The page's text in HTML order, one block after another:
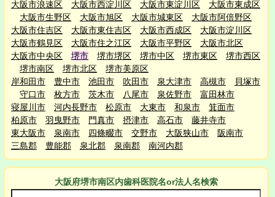
大阪市浪速区
大阪市西淀川区 大阪市東淀川区
大阪市東成区
大阪市生野区
大阪市旭区 大阪市城東区
大阪市阿倍野区
大阪市住吉区
大阪市東住吉区 大阪市西成区
大阪市淀川区
大阪市鶴見区
大阪市住之江区 大阪市平野区
大阪市北区
大阪市中央区
堺市 堺市堺区 堺市中区 堺市東区
堺市西区
堺市南区
堺市北区
堺市美原区
岸和田市
豊中市 池田市 吹田市 泉大津市 高槻市
貝塚市
守口市
枚方市 茨木市 八尾市 泉佐野市
富田林市
寝屋川市
河内長野市 松原市 大東市 和泉市
箕面市
柏原市
羽曳野市 門真市 摂津市 高石市
藤井寺市
東大阪市
泉南市 四條畷市 交野市 大阪狭山市
阪南市
三島郡
豊能郡 泉北郡 泉南郡 南河内郡
大阪府堺市南区内歯科医院名or法人名検索